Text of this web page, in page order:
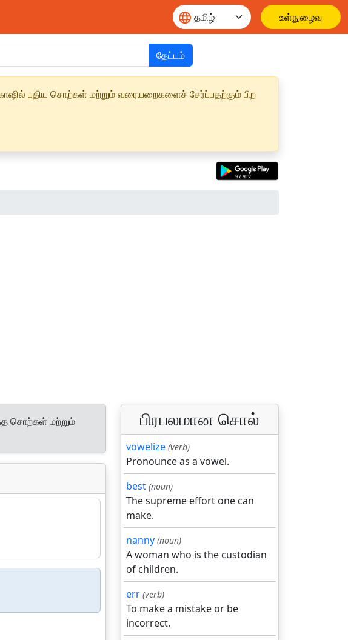
உள்நுழைவு
தேட்டம்
புதிய சொற்கள் மற்றும் வரையறைகளைச் சேர்ப்பதற்கும் பிற
சொற்கள் மற்றும்
பிரபலமான சொல்
vowelize (verb)
Pronounce as a vowel.
best (noun)
The supreme effort one can
make.
nanny (noun)
A woman who is the custodian
of children.
err (verb)
To make a mistake or be
incorrect.